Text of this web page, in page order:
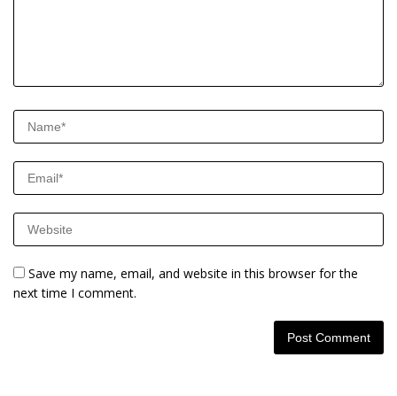
Save my name, email, and website in this browser for the
next time I comment.